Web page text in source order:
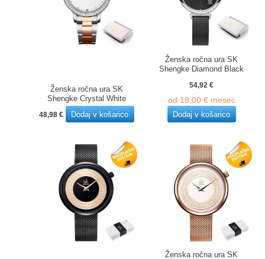
Ženska ročna ura SK
Shengke Crystal White
48,98 € Dodaj v košarico
Ženska ročna ura SK
Shengke Diamond Black
54,92€
od 18,00 €mesec
Dodaj v košarico
Ženska ročna ura SK